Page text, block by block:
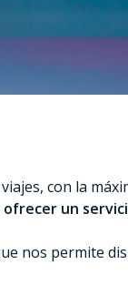
con la
un
nos permite